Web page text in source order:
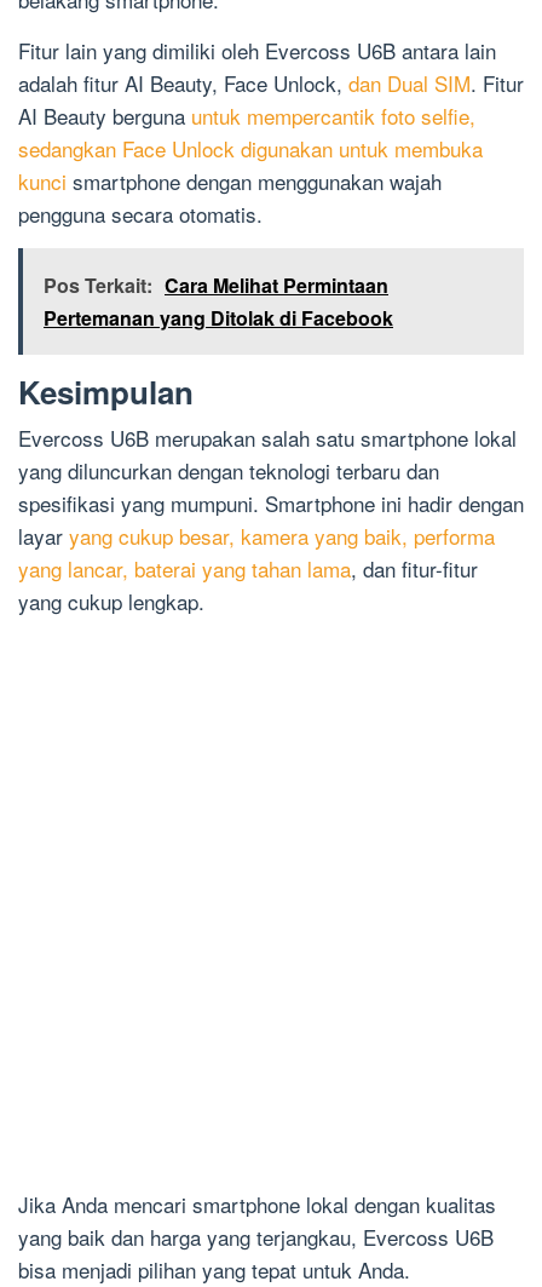
Fitur lain yang dimiliki oleh Evercoss U6B antara lain
adalah fitur AI Beauty, Face Unlock, dan Dual SIM. Fitur
AI Beauty berguna untuk mempercantik foto selfie,
sedangkan Face Unlock digunakan untuk membuka
kunci smartphone dengan menggunakan wajah
pengguna secara otomatis.
Pos Terkait: Cara Melihat Permintaan
Pertemanan yang Ditolak di Facebook
Kesimpulan
Evercoss U6B merupakan salah satu smartphone lokal
yang diluncurkan dengan teknologi terbaru dan
spesifikasi yang mumpuni. Smartphone ini hadir dengan
layar yang cukup besar, kamera yang baik, performa
yang lancar, baterai yang tahan lama, dan fitur-fitur
yang cukup lengkap.
Jika Anda mencari smartphone lokal dengan kualitas
yang baik dan harga yang terjangkau, Evercoss U6B
bisa menjadi pilihan yang tepat untuk Anda.